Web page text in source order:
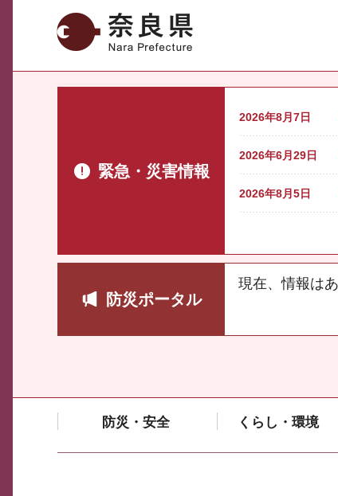
奈良県
緊急・災害情報
2026年8月7日
2026年6月29日
2026年8月5日
防災ポータル
現在、情報は
防災・安全 くらし・環境